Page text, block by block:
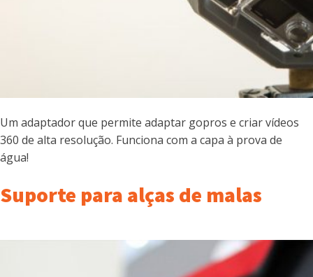
Um adaptador que permite adaptar gopros e criar vídeos
360 de alta resolução. Funciona com a capa à prova de
água!
Suporte para alças de malas